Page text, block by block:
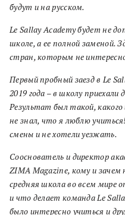
будут и на русском.
Le Sallay Academy будет не
школе, а ее полной заменой.
стран, которым не
Первый пробный заезд в Le
2019 года – в школу приехали
Результат был такой,
не знал, что я люблю
смены и не хотели уезжать.
Сооснователь и директор
ZIMA Magazine, кому и зачем
средняя школа во всем мире
и что делает команда Le
было интересно учиться и